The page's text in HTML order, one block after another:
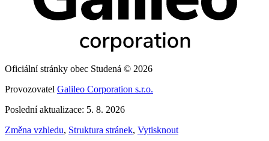
Oficiální stránky obec Studená © 2026
Provozovatel Galileo Corporation s.r.o.
Poslední aktualizace: 5. 8. 2026
Změna vzhledu, Struktura stránek, Vytisknout